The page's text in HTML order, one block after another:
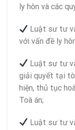
ly hôn và các
Luật sư tư
với vấn đề ly
Luật sư tư
giải quyết tại
hiện, thủ tục
Toà án;
Luật sư tư